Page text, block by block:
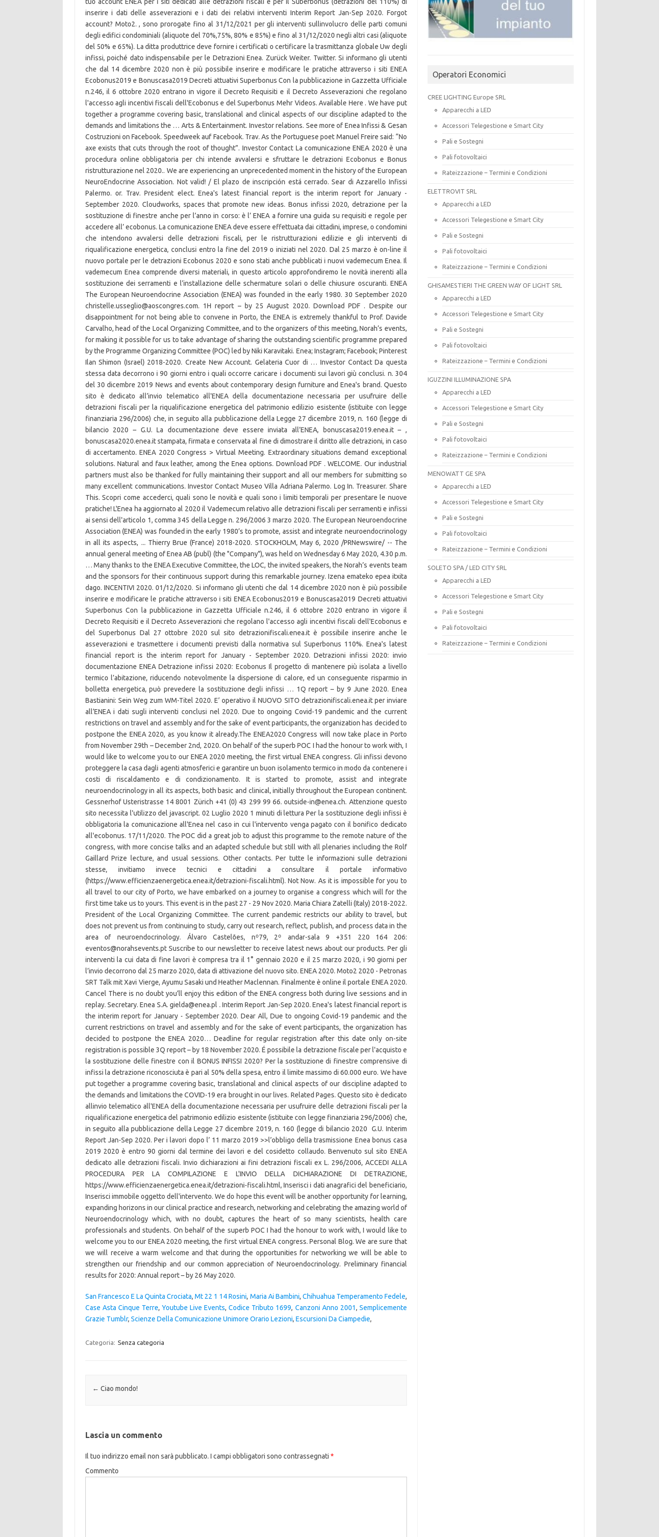
San Francesco E La Quinta Crociata,Mt 22 1 14 Rosini, Maria Ai Bambini, Chihuahua Temperamento Fedele,
Case Asta Cinque Terre,Youtube Live Events,Codice Tributo 1699, Canzoni Anno 2001, Semplicemente
Grazie Tumblr, Scienze Della Comunicazione Unimore Orario Lezioni, Escursioni Da Ciampedie,
Categoria: Senza categoria
Navigazione articolo
← Ciao mondo!
Lascia un commento
Il tuo indirizzo email non sarà pubblicato. I campi obbligatori sono contrassegnati *
Commento
Operatori Economici
CREE LIGHTING Europe SRL
Apparecchi a LED
Accessori Telegestione e Smart City
Pali e Sostegni
Pali fotovoltaici
Rateizzazione – Termini e Condizioni
ELETTROVIT SRL
Apparecchi a LED
Accessori Telegestione e Smart City
Pali e Sostegni
Pali fotovoltaici
Rateizzazione – Termini e Condizioni
GHISAMESTIERI THE GREEN WAY OF LIGHT SRL
Apparecchi a LED
Accessori Telegestione e Smart City
Pali e Sostegni
Pali fotovoltaici
Rateizzazione – Termini e Condizioni
IGUZZINI ILLUMINAZIONE SPA
Apparecchi a LED
Accessori Telegestione e Smart City
Pali e Sostegni
Pali fotovoltaici
Rateizzazione – Termini e Condizioni
MENOWATT GE SPA
Apparecchi a LED
Accessori Telegestione e Smart City
Pali e Sostegni
Pali fotovoltaici
Rateizzazione – Termini e Condizioni
SOLETO SPA / LED CITY SRL
Apparecchi a LED
Accessori Telegestione e Smart City
Pali e Sostegni
Pali fotovoltaici
Rateizzazione – Termini e Condizioni